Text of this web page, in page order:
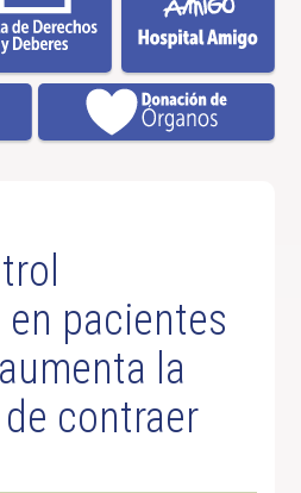
pacientes
la
contraer